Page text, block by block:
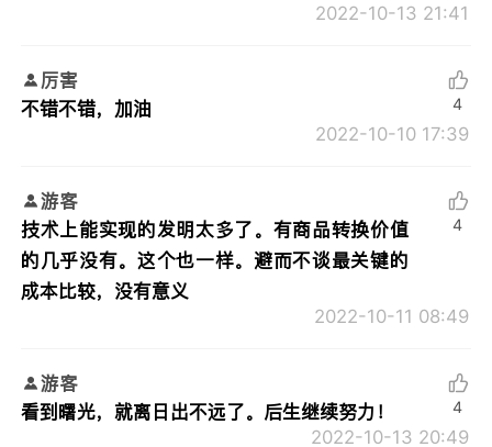
2022-10-13 21:41
厉害
不错不错，加油
2022-10-10 17:39
4
游客
技术上能实现的发明太多了。有商品转换价值
的几乎没有。这个也一样。避而不谈最关键的
成本比较，没有意义
2022-10-11 08:49
4
游客
看到曙光，就离日出不远了。后生继续努力！
2022-10-13 20:49
4